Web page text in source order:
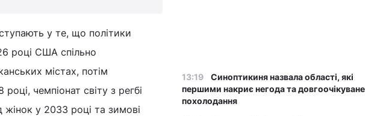
у те, що політики
році США спільно
містах, потім
чемпіонат світу з регбі
жінок у 2033 році та зимові
13:19
Синоптикиня назвала області, які
першими накриє негода та довгоочікуване
похолодання